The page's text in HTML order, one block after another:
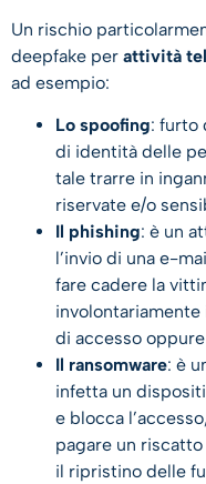
Un rischio
deepfake per attività
ad esempio:
Lo spoofing: furto
di identità delle
tale trarre in
riservate e/o
Il phishing: è un
l’invio di una e-
fare cadere la
di accesso
Il ransomware: è
infetta un
e blocca
pagare un riscatto
il ripristino delle